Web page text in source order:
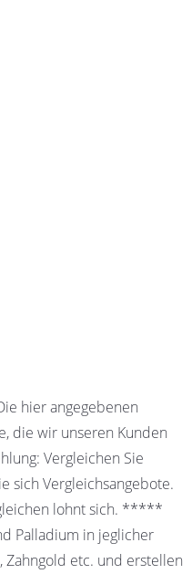
hier angegebenen
die wir unseren Kunden
Vergleichen Sie
sich Vergleichsangebote.
lohnt sich. *****
Palladium in jeglicher
Zahngold etc. und erstellen